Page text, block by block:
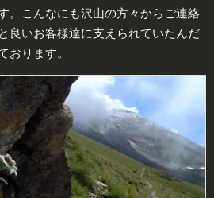
。こんなにも沢山の方々からご連絡
良いお客様達に支えられていたんだ
おります。